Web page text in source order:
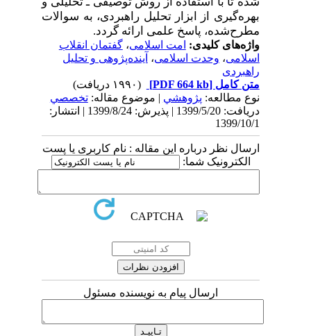
بهره‌گیری از ابزار تحلیل راهبردی، به سوالات
مطرح‌شده، پاسخ علمی ارائه گردد.
واژه‌های کلیدی:امت اسلامی،گفتمان انقلاب
اسلامی،وحدت اسلامی،آینده‌پژوهی و تحلیل
راهبردی
متن کامل[PDF 664 kb]
نوع مطالعه:پژوهشي| موضوع مقاله:تخصصي
دریافت: 1399/5/20 | پذیرش: 1399/8/24 | انتشار:
1399/10/1
ارسال نظر درباره این مقاله : نام کاربری یا پست
الکترونیک شما:
ارسال پیام به نویسنده مسئول